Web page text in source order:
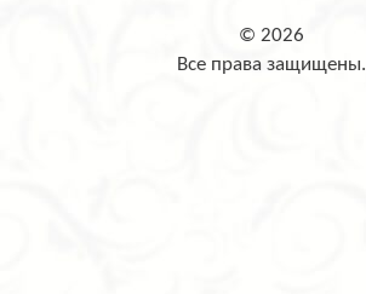
© 2026
Все права защищены.